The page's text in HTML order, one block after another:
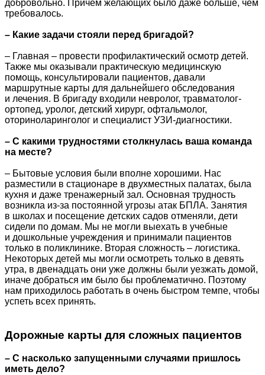
добровольно. Причем желающих было даже больше, чем
требовалось.
– Какие задачи стояли перед бригадой?
– Главная – провести профилактический осмотр детей.
Также мы оказывали практическую медицинскую
помощь, консультировали пациентов, давали
маршрутные карты для дальнейшего обследования
и лечения. В бригаду входили невролог, травматолог-
ортопед, уролог, детский хирург, офтальмолог,
оториноларинголог и специалист УЗИ-диагностики.
– С какими трудностями столкнулась ваша команда
на месте?
– Бытовые условия были вполне хорошими. Нас
разместили в стационаре в двухместных палатах, была
кухня и даже тренажерный зал. Основная трудность
возникла из-за постоянной угрозы атак БПЛА. Занятия
в школах и посещение детских садов отменяли, дети
сидели по домам. Мы не могли выехать в учебные
и дошкольные учреждения и принимали пациентов
только в поликлинике. Вторая сложность – логистика.
Некоторых детей мы могли осмотреть только в девять
утра, в двенадцать они уже должны были уезжать домой,
иначе добраться им было бы проблематично. Поэтому
нам приходилось работать в очень быстром темпе, чтобы
успеть всех принять.
Дорожные карты для сложных пациентов
– С насколько запущенными случаями пришлось
иметь дело?